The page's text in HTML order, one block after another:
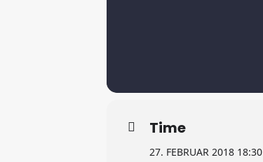
Time
27. FEBRUAR 2018 18:30